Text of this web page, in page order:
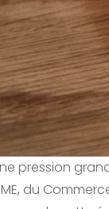
pression
du